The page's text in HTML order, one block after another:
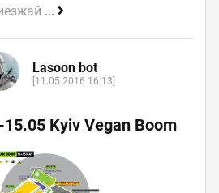
...
Lasoon bot
[11.05.2016 16:13]
15.05 Kyiv Vegan Boom